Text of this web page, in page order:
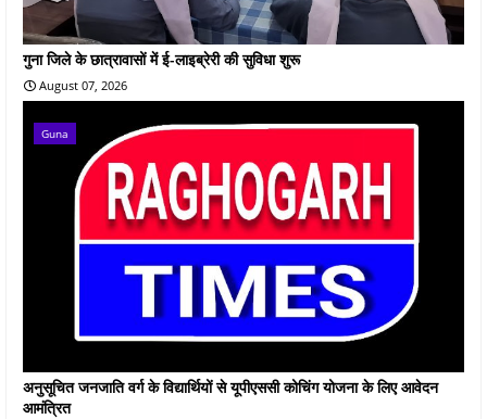
गुना जिले के छात्रावासों में ई-लाइब्रेरी की सुविधा शुरू
August 07, 2026
Guna
अनुसूचित जनजाति वर्ग के विद्यार्थियों से यूपीएससी कोचिंग योजना के लिए आवेदन
आमंत्रित